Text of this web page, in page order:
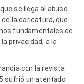
se llega al abuso
la caricatura, que
fundamentales de
privacidad, a la
con la revista
sufrió un atentado